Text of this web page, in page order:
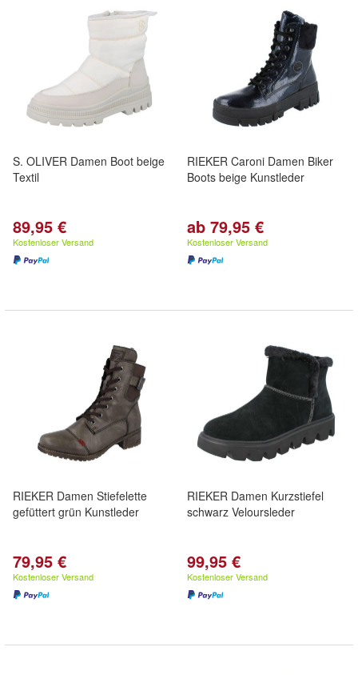
S. OLIVER Damen Boot beige
Textil
89,95 €
Kostenloser Versand
RIEKER Caroni Damen Biker
Boots beige Kunstleder
ab 79,95 €
Kostenloser Versand
RIEKER Damen Stiefelette
gefüttert grün Kunstleder
79,95 €
Kostenloser Versand
RIEKER Damen Kurzstiefel
schwarz Veloursleder
99,95 €
Kostenloser Versand